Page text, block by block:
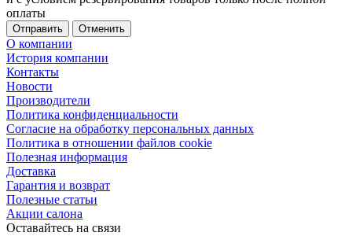
оплаты
Отменить
О компании
История компании
Контакты
Новости
Производители
Политика конфиденциальности
Согласие на обработку персональных данных
Политика в отношении файлов cookie
Полезная информация
Доставка
Гарантия и возврат
Полезные статьи
Акции салона
Оставайтесь на связи